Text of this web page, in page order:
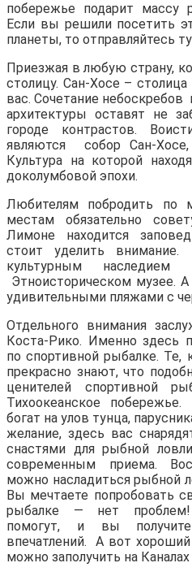
побережье подарит массу
Если вы решили посетить
планеты, то отправляйтесь
Приезжая в любую страну,
столицу. Сан-Хосе –
вас. Сочетание
архитектуры оставят не
городе контрастов.
являются собор Сан-
Культура на которой
доколумбовой эпохи.
Любителям побродить по
местам обязательно
Лимоне находится
стоит уделить внимание.
культурным
Этноисторическом музее.
удивительными пляжами с
Отдельного внимания
Коста-Рико. Именно здесь
по спортивной рыбалке. Те,
прекрасно знают, что
ценителей спортивной
Тихоокеанское
богат на улов тунца,
желание, здесь вас
снастями для рыбной
современным приема.
можно насладиться рыбной
Вы мечтаете попробовать
рыбалке — нет
помогут, и вы
впечатлений. А вот
можно заполучить на